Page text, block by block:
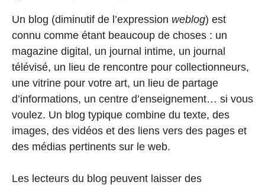
Un blog (diminutif de l’expression weblog) est
connu comme étant beaucoup de choses : un
magazine digital, un journal intime, un journal
télévisé, un lieu de rencontre pour collectionneurs,
une vitrine pour votre art, un lieu de partage
d’informations, un centre d’enseignement… si vous
voulez. Un blog typique combine du texte, des
images, des vidéos et des liens vers des pages et
des médias pertinents sur le web.
Les lecteurs du blog peuvent laisser des